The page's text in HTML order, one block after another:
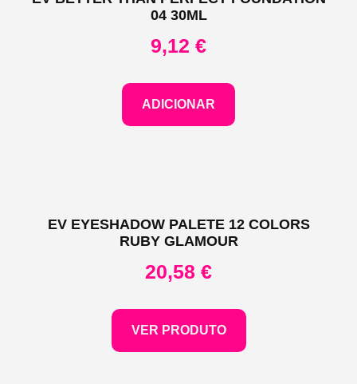
04 30ML
9,12 €
ADICIONAR
EV EYESHADOW PALETE 12 COLORS
RUBY GLAMOUR
20,58 €
VER PRODUTO